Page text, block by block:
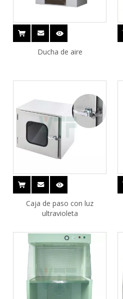
Ducha de aire
Caja de paso con luz
ultravioleta